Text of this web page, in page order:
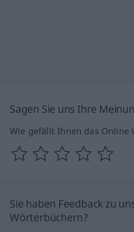
Sagen Sie uns Ihre
Wie gefällt Ihnen das Online
Sie haben Feedback zu
Wörterbüchern?